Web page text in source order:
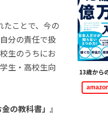
13歳から
ことで、今の
分の責任で扱
生のうちにお
生・高校生向
の教科書」』